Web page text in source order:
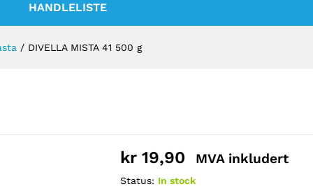
HANDLELISTE
/ DIVELLA MISTA 41 500 g
kr 19,90 MVA inkludert
Status: In stock